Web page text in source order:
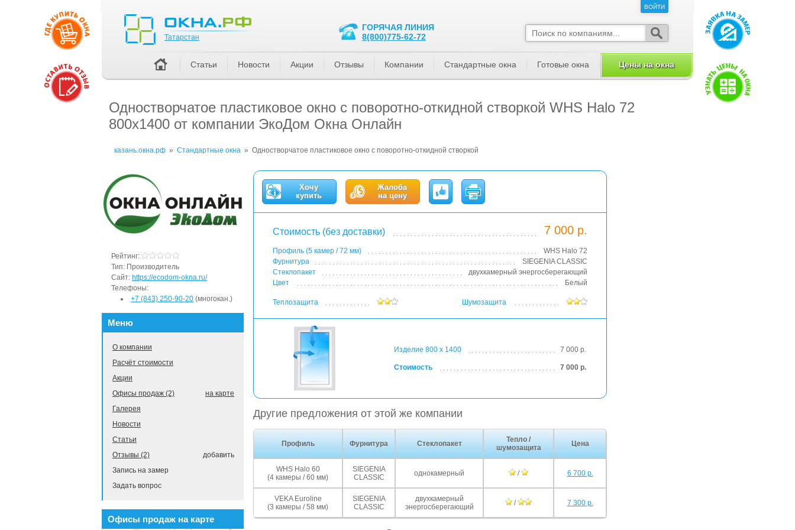
Одностворчатое пластиковое окно с поворотно-откидной створкой WHS Halo 72
800x1400 от компании ЭкоДом Окна Онлайн
казань.окна.рф » Стандартные окна » Одностворчатое пластиковое окно с поворотно-откидной створкой
Хочу
купить
Жалоба
на цену
Стоимость (без доставки) 7 000 р.
Профиль (5 камер / 72 мм)
WHS Halo 72
Фурнитура
SIEGENIA CLASSIC
Стеклопакет
двухкамерный энергосберегающий
Цвет
Белый
Теплозащита Шумозащита
Изделие 800 x 1400 7 000 р.
Стоимость 7 000 р.
Другие предложения от этой же компании
Профиль Фурнитура Стеклопакет
Тепло /
шумозащита
Цена
WHS Halo 60
(4 камеры / 60 мм)
SIEGENIA
CLASSIC
однокамерный / 6 700 р.
VEKA Euroline
(3 камеры / 58 мм)
SIEGENIA
CLASSIC
двухкамерный
энергосберегающий
/ 7 300 р.
Рейтинг:
Тип: Производитель
Сайт: https://ecodom-okna.ru/
Телефоны:
+7 (843) 250-90-20 (многокан.)
Меню
О компании
Расчёт стоимости
Акции
на карте
Офисы продаж (2)
Галерея
Новости
Статьи
добавить
Отзывы (2)
Запись на замер
Задать вопрос
Офисы продаж на карте
ВОЙТИ
Татарстан
ГОРЯЧАЯ ЛИНИЯ
8(800)775-62-72
Статьи Новости Акции Отзывы Компании Стандартные окна Готовые окна Цены на окна
ВОЙТИ